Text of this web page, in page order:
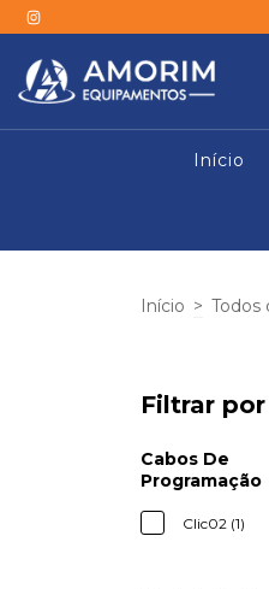
Início
Início > Todos
Filtrar por
Cabos De
Programação
Clic02 (1)